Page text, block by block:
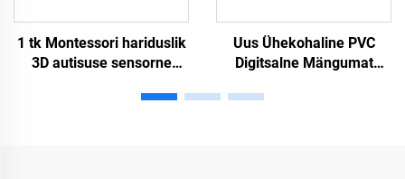
1 tk Montessori hariduslik
3D autisuse sensorne
tantsuvedeliku
Uus Ühekohaline PVC
Digitsalne Mängumat
Laste Veelektiivne